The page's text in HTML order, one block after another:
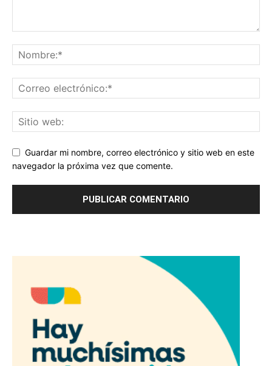
Guardar mi nombre, correo electrónico y sitio web en este
navegador la próxima vez que comente.